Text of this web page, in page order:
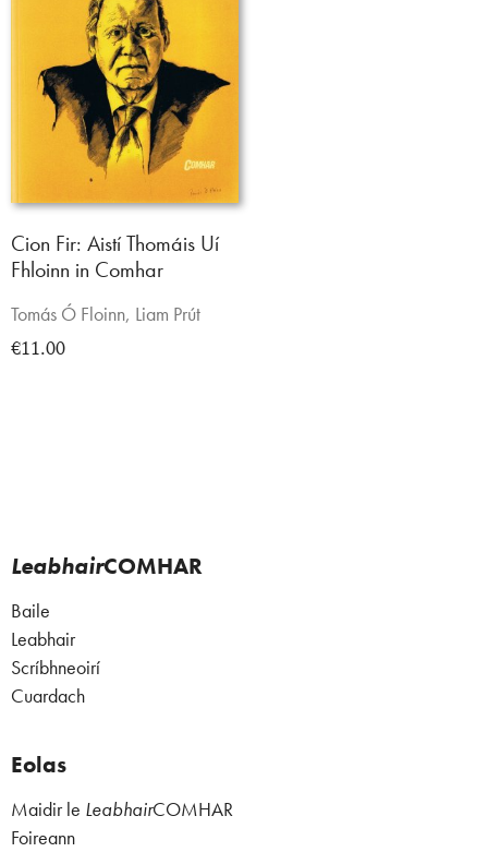
Cion Fir: Aistí Thomáis Uí
Fhloinn in Comhar
Tomás Ó Floinn, Liam Prút
€11.00
LeabhairCOMHAR
Baile
Leabhair
Scríbhneoirí
Cuardach
Eolas
Maidir le LeabhairCOMHAR
Foireann